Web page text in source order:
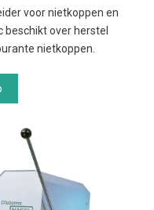
voor nietkoppen en
over herstel
nietkoppen.